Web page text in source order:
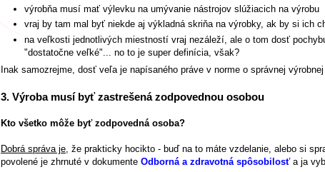
výrobňa musí mať výlevku na umývanie nástrojov slúžiacich na výrobu
vraj by tam mal byť niekde aj výkladná skriňa na výrobky, ak by si ich
na veľkosti jednotlivých miestností vraj nezáleží, ale o tom dosť
"dostatočne veľké"... no to je super definícia, však?
Inak samozrejme, dosť veľa je napísaného práve v norme o správnej
3. Výroba musí byť zastrešená zodpovednou osobou
Kto všetko môže byť zodpovedná osoba?
Dobrá správa je, že prakticky hocikto - buď na to máte vzdelanie, alebo si
povolené je zhrnuté v dokumente Odborná a zdravotná spôsobilosťa ja